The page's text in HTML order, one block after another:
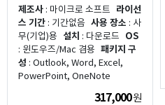
제조사 : 마이크로 소프트 라이선
스 기간 : 기간없음 사용 장소 : 사
무(기업)용 설치 : 다운로드 OS
: 윈도우즈/Mac 겸용 패키지 구
성 : Outlook, Word, Excel,
PowerPoint, OneNote
317,000원